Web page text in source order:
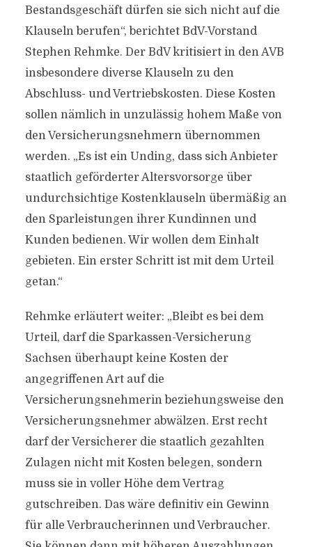
Bestandsgeschäft dürfen sie sich nicht auf die
Klauseln berufen“, berichtet BdV-Vorstand
Stephen Rehmke. Der BdV kritisiert in den AVB
insbesondere diverse Klauseln zu den
Abschluss- und Vertriebskosten. Diese Kosten
sollen nämlich in unzulässig hohem Maße von
den Versicherungsnehmern übernommen
werden. „Es ist ein Unding, dass sich Anbieter
staatlich geförderter Altersvorsorge über
undurchsichtige Kostenklauseln übermäßig an
den Sparleistungen ihrer Kundinnen und
Kunden bedienen. Wir wollen dem Einhalt
gebieten. Ein erster Schritt ist mit dem Urteil
getan.“
Rehmke erläutert weiter: „Bleibt es bei dem
Urteil, darf die Sparkassen-Versicherung
Sachsen überhaupt keine Kosten der
angegriffenen Art auf die
Versicherungsnehmerin beziehungsweise den
Versicherungsnehmer abwälzen. Erst recht
darf der Versicherer die staatlich gezahlten
Zulagen nicht mit Kosten belegen, sondern
muss sie in voller Höhe dem Vertrag
gutschreiben. Das wäre definitiv ein Gewinn
für alle Verbraucherinnen und Verbraucher.